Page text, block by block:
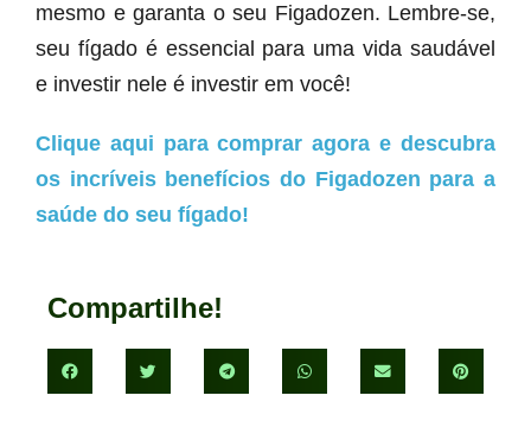
mesmo e garanta o seu Figadozen. Lembre-se,
seu fígado é essencial para uma vida saudável
e investir nele é investir em você!
Clique aqui para comprar agora e descubra
os incríveis benefícios do Figadozen para a
saúde do seu fígado!
Compartilhe!